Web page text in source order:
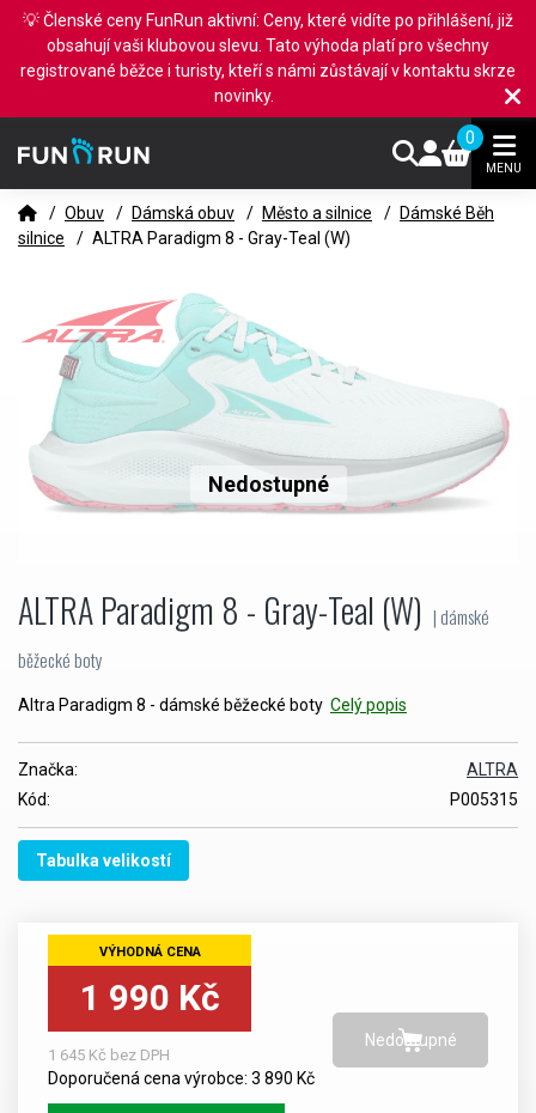
0
MENU
/ Obuv / Dámská obuv / Město a silnice / Dámské Běh
silnice
/ ALTRA Paradigm 8 - Gray-Teal (W)
Nedostupné
ALTRA Paradigm 8 - Gray-Teal (W) | dámské
běžecké boty
Altra Paradigm 8 - dámské běžecké boty Celý popis
ALTRA
Značka:
P005315
Kód:
Tabulka velikostí
1 990 Kč
1 645 Kč bez DPH
Doporučená cena výrobce: 3 890 Kč
💡 Členské ceny FunRun aktivní: Ceny, které vidíte po přihlášení, již
obsahují vaši klubovou slevu. Tato výhoda platí pro všechny
registrované běžce i turisty, kteří s námi zůstávají v kontaktu skrze
novinky.